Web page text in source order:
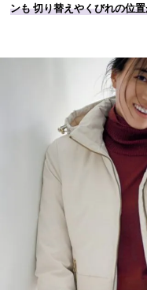
ンも 切り替えやくびれの位